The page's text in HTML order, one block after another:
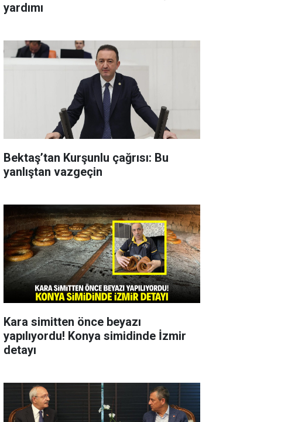
yardımı
Bektaş’tan Kurşunlu çağrısı: Bu
yanlıştan vazgeçin
Kara simitten önce beyazı
yapılıyordu! Konya simidinde İzmir
detayı